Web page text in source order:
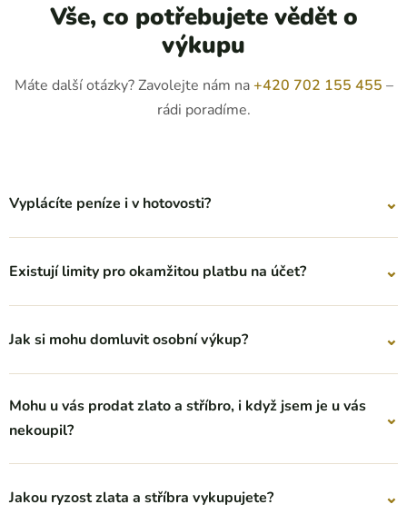
Vše, co potřebujete vědět o
výkupu
Máte další otázky? Zavolejte nám na+420 702 155 455 –
rádi poradíme.
Vyplácíte peníze i v hotovosti? ⌄
Existují limity pro okamžitou platbu na účet? ⌄
Jak si mohu domluvit osobní výkup? ⌄
Mohu u vás prodat zlato a stříbro, i když jsem je u vás
nekoupil?
⌄
Jakou ryzost zlata a stříbra vykupujete? ⌄